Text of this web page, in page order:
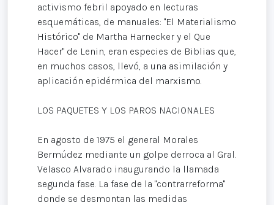
activismo febril apoyado en lecturas
esquemáticas, de manuales: "El Materialismo
Histórico" de Martha Harnecker y el Que
Hacer" de Lenin, eran especies de Biblias que,
en muchos casos, llevó, a una asimilación y
aplicación epidérmica del marxismo.
LOS PAQUETES Y LOS PAROS NACIONALES
En agosto de 1975 el general Morales
Bermúdez mediante un golpe derroca al Gral.
Velasco Alvarado inaugurando la llamada
segunda fase. La fase de la "contrarreforma"
donde se desmontan las medidas